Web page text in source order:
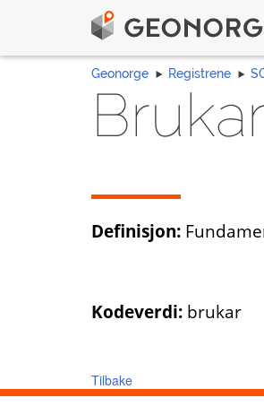
Geonorge Registrene
Definisjon:
Kodeverdi: brukar
Tilbake